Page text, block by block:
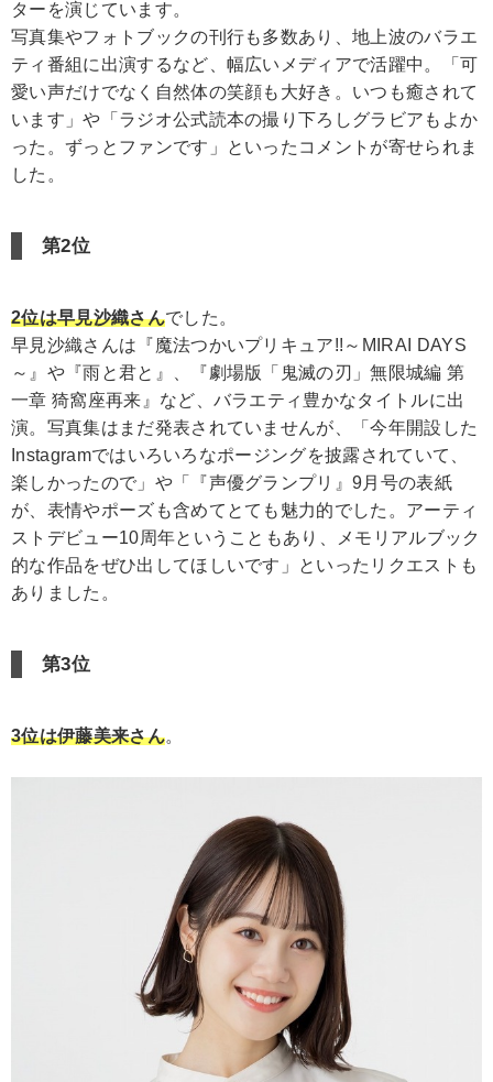
ターを演じています。
写真集やフォトブックの刊行も多数あり、地上波のバラエ
ティ番組に出演するなど、幅広いメディアで活躍中。「可
愛い声だけでなく自然体の笑顔も大好き。いつも癒されて
います」や「ラジオ公式読本の撮り下ろしグラビアもよか
った。ずっとファンです」といったコメントが寄せられま
した。
第2位
2位は早見沙織さんでした。
早見沙織さんは『魔法つかいプリキュア!!～MIRAI DAYS
～』や『雨と君と』、『劇場版「鬼滅の刃」無限城編 第
一章 猗窩座再来』など、バラエティ豊かなタイトルに出
演。写真集はまだ発表されていませんが、「今年開設した
Instagramではいろいろなポージングを披露されていて、
楽しかったので」や「『声優グランプリ』9月号の表紙
が、表情やポーズも含めてとても魅力的でした。アーティ
ストデビュー10周年ということもあり、メモリアルブック
的な作品をぜひ出してほしいです」といったリクエストも
ありました。
第3位
3位は伊藤美来さん。